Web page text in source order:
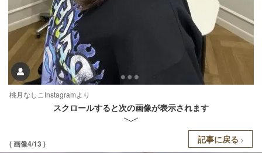
桃月なしこInstagramより
スクロールすると次の画像が表示されます
( 画像4/13 ) 記事に戻る